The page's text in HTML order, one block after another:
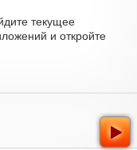
текущее
и откройте